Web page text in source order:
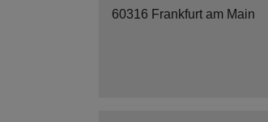
60316 Frankfurt am Main